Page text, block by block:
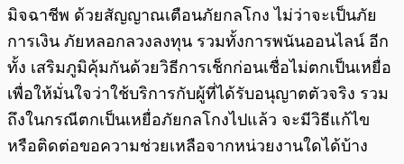
มิจฉาชีพ ด้วยสัญญาณเตือนภัยกลโกง ไม่ว่าจะเป็นภัย
การเงิน ภัยหลอกลวงลงทุน รวมทั้งการพนันออนไลน์ อีก
ทั้ง เสริมภูมิคุ้มกันด้วยวิธีการเช็กก่อนเชื่อไม่ตกเป็นเหยื่อ
เพื่อให้มั่นใจว่าใช้บริการกับผู้ที่ได้รับอนุญาตตัวจริง รวม
ถึงในกรณีตกเป็นเหยื่อภัยกลโกงไปแล้ว จะมีวิธีแก้ไข
หรือติดต่อขอความช่วยเหลือจากหน่วยงานใดได้บ้าง